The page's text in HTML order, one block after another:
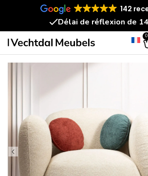
142
Délai de réflexion de
0